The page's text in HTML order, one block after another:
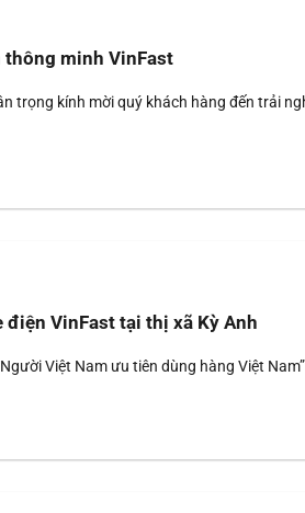
minh VinFast
trọng kính mời quý khách hàng đến trải
điện VinFast tại thị xã Kỳ Anh
Việt Nam ưu tiên dùng hàng Việt